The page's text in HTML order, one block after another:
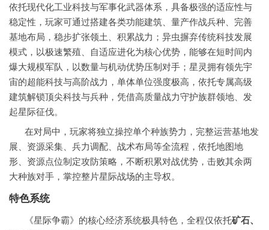
依托现代化工业科技与军事化武器体系，具备极强的适应性与
稳定性，玩家可通过搭建各类功能建筑、量产作战兵种、完善
基地布局，稳步扩张领土、积累战力；异虫摒弃传统科技发展
模式，以极速繁殖、自适应进化为核心优势，能够在短时间内
爆大规模军队，以数量与机动优势压制对手；星灵拥有领先宇
宙的超能科技与高阶战力，单体单位强度极高，依托专属高级
建筑解锁顶尖科技与兵种，凭借高质量战力守护族群领地、发
起星际征伐。
在对局中，玩家将独立操控单个种族势力，完整运营基地发
展、资源采集、兵力调配、战术布局等全流程，依托地图地
形、资源点位制定攻防策略，不断积累对战优势，击败其余两
大种族对手，掌控整片星际战场的主导权。
特色系统
《星际争霸》的核心经济系统极具特色，全程仅依托矿石、